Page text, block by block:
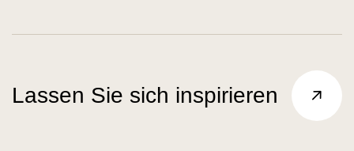
Lassen Sie sich inspirieren